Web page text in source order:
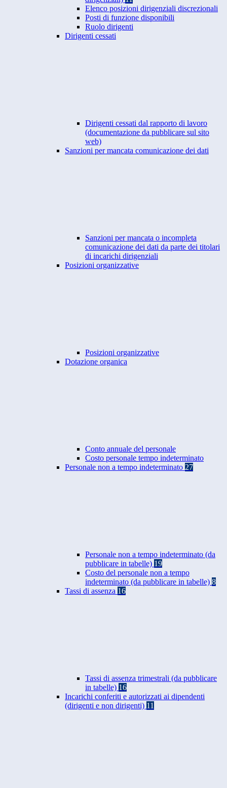
Elenco posizioni dirigenziali discrezionali
Posti di funzione disponibili
Ruolo dirigenti
Dirigenti cessati
Dirigenti cessati dal rapporto di lavoro
(documentazione da pubblicare sul sito
web)
Sanzioni per mancata comunicazione dei dati
Sanzioni per mancata o incompleta
comunicazione dei dati da parte dei titolari
di incarichi dirigenziali
Posizioni organizzative
Posizioni organizzative
Dotazione organica
Conto annuale del personale
Costo personale tempo indeterminato
Personale non a tempo indeterminato 27
Personale non a tempo indeterminato (da
pubblicare in tabelle) 19
Costo del personale non a tempo
indeterminato (da pubblicare in tabelle) 8
Tassi di assenza 16
Tassi di assenza trimestrali (da pubblicare
in tabelle) 16
Incarichi conferiti e autorizzati ai dipendenti
(dirigenti e non dirigenti) 11